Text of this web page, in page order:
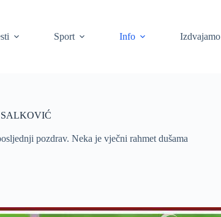
Sport Info Izdvajamo
SALKOVIĆ
pozdrav. Neka je vječni rahmet dušama